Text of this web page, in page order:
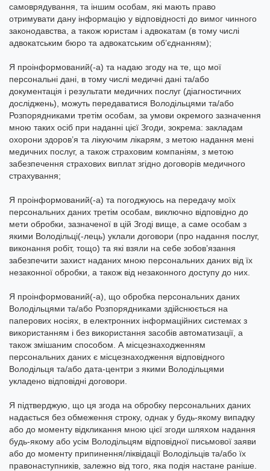
самоврядування, та іншим особам, які мають право
отримувати дану інформацію у відповідності до вимог чинного
законодавства, а також юристам і адвокатам (в тому числі
адвокатським бюро та адвокатським об’єднанням);
Я проінформований(-а) та надаю згоду на те, що мої
персональні дані, в тому числі медичні дані та/або
документація і результати медичних послуг (діагностичних
досліджень), можуть передаватися Володільцями та/або
Розпорядниками третім особам, за умови окремого зазначення
мною таких осіб при наданні цієї Згоди, зокрема: закладам
охорони здоров’я та лікуючим лікарям, з метою надання мені
медичних послуг, а також страховим компаніям, з метою
забезпечення страхових виплат згідно договорів медичного
страхування;
Я проінформований(-а) та погоджуюсь на передачу моїх
персональних даних третім особам, виключно відповідно до
мети обробки, зазначеної в цій Згоді вище, а саме особам з
якими Володільці(-лець) уклали договори (про надання послуг,
виконання робіт, тощо) та які взяли на себе зобов’язання
забезпечити захист наданих мною персональних даних від їх
незаконної обробки, а також від незаконного доступу до них.
Я проінформований(-а), що обробка персональних даних
Володільцями та/або Розпорядниками здійснюється на
паперових носіях, в електронних інформаційних системах з
використанням і без використання засобів автоматизації, а
також змішаним способом. А місцезнаходженням
персональних даних є місцезнаходження відповідного
Володільця та/або дата-центри з якими Володільцями
укладено відповідні договори.
Я підтверджую, що ця згода на обробку персональних даних
надається без обмеження строку, однак у будь-якому випадку
або до моменту відкликання мною цієї згоди шляхом надання
будь-якому або усім Володільцям відповідної письмової заяви
або до моменту припинення/ліквідації Володільців та/або їх
правонаступників, залежно від того, яка подія настане раніше.